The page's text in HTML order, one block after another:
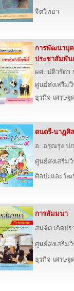
จิตวิทยา
การพัฒนาบุ
ประชาสัมพัน
ผศ. ปดิวรัดา
ศูนย์ส่งเสริม
ธุรกิจ เศรษฐ
ดนตรี-นาฏศิ
อ. อรุณรุ่ง ป
ศูนย์ส่งเสริม
ศิลปะและวัฒ
การสัมมนา
สมจิต เกิดปร
ศูนย์ส่งเสริม
ธุรกิจ เศรษฐ